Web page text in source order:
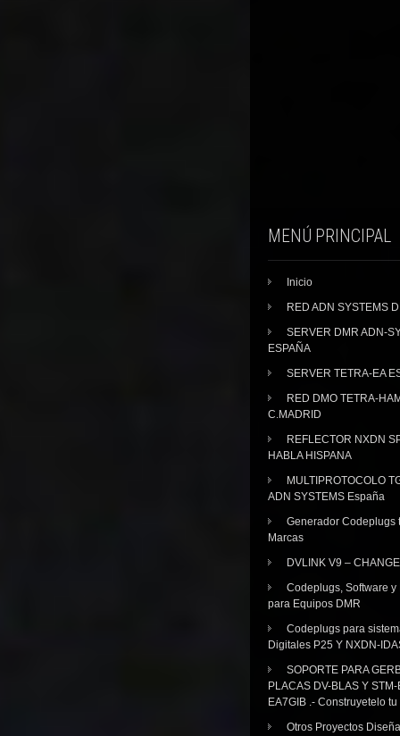
MENÚ PRINCIPAL
Inicio
RED ADN SYSTEMS
SERVER DMR ADN-
ESPAÑA
SERVER TETRA-EA
RED DMO TETRA-
C.MADRID
REFLECTOR NXDN
HABLA HISPANA
MULTIPROTOCOLO
ADN SYSTEMS España
Generador Codeplugs
Marcas
DVLINK V9 –
Codeplugs, Software y
para Equipos DMR
Codeplugs para
Digitales P25 Y NXDN-
SOPORTE PARA
PLACAS DV-BLAS Y
EA7GIB .- Construyetelo
Otros Proyectos